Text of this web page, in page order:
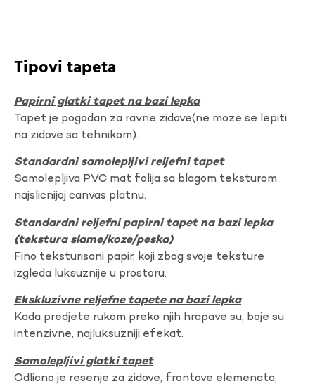
Tipovi tapeta
Papirni glatki tapet na bazi lepka
Tapet je pogodan za ravne zidove(ne moze se lepiti
na zidove sa tehnikom).
Standardni samolepljivi reljefni tapet
Samolepljiva PVC mat folija sa blagom teksturom
najslicnijoj canvas platnu.
Standardni reljefni papirni tapet na bazi lepka
(tekstura slame/koze/peska)
Fino teksturisani papir, koji zbog svoje teksture
izgleda luksuznije u prostoru.
Ekskluzivne reljefne tapete na bazi lepka
Kada predjete rukom preko njih hrapave su, boje su
intenzivne, najluksuzniji efekat.
Samolepljivi glatki tapet
Odlicno je resenje za zidove, frontove elemenata,